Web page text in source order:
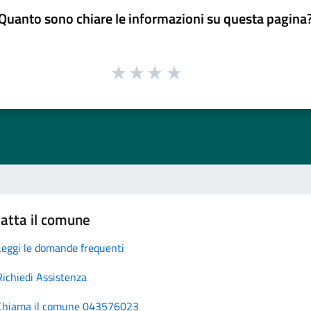
sono chiare le informazioni su questa
il comune
le domande frequenti
Assistenza
il comune 043576023